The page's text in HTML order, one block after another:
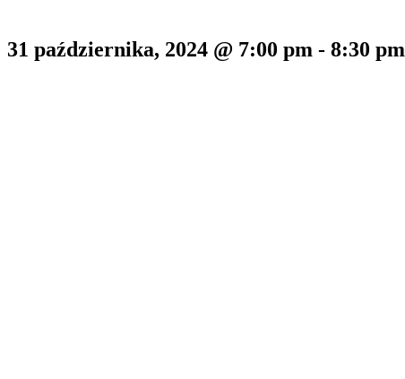
31 października, 2024 @ 7:00 pm - 8:30 pm